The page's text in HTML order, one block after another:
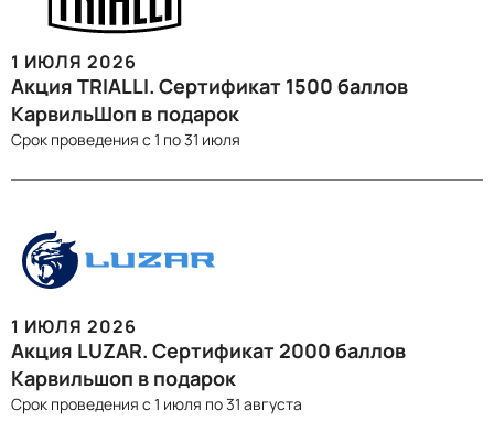
1 ИЮЛЯ 2026
Акция TRIALLI. Сертификат 1500 баллов
КарвильШоп в подарок
Срок проведения c 1 по 31 июля
1 ИЮЛЯ 2026
Акция LUZAR. Сертификат 2000 баллов
Карвильшоп в подарок
Срок проведения c 1 июля по 31 августа